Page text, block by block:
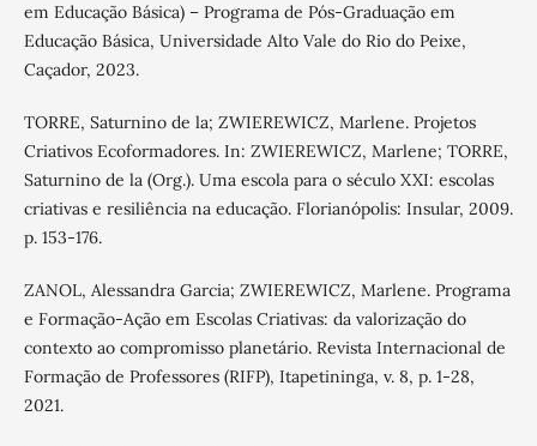
em Educação Básica) – Programa de Pós-Graduação em
Educação Básica, Universidade Alto Vale do Rio do Peixe,
Caçador, 2023.
TORRE, Saturnino de la; ZWIEREWICZ, Marlene. Projetos
Criativos Ecoformadores. In: ZWIEREWICZ, Marlene; TORRE,
Saturnino de la (Org.). Uma escola para o século XXI: escolas
criativas e resiliência na educação. Florianópolis: Insular, 2009.
p. 153-176.
ZANOL, Alessandra Garcia; ZWIEREWICZ, Marlene. Programa
e Formação-Ação em Escolas Criativas: da valorização do
contexto ao compromisso planetário. Revista Internacional de
Formação de Professores (RIFP), Itapetininga, v. 8, p. 1-28,
2021.